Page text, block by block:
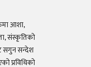
आशा,
संस्कृतिको
सगुन सन्देश
प्रविधिको